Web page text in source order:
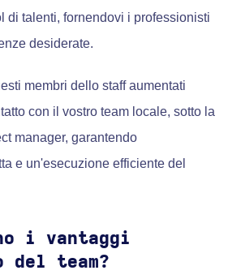
di talenti, fornendovi i professionisti
desiderate.
membri dello staff aumentati
con il vostro team locale, sotto la
manager, garantendo
e un'esecuzione efficiente del
i vantaggi
del team?